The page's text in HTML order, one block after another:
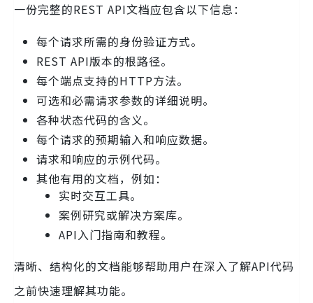
一份完整的REST API文档应包含以下信息：
每个请求所需的身份验证方式。
REST API版本的根路径。
每个端点支持的HTTP方法。
可选和必需请求参数的详细说明。
各种状态代码的含义。
每个请求的预期输入和响应数据。
请求和响应的示例代码。
其他有用的文档，例如：
实时交互工具。
案例研究或解决方案库。
API入门指南和教程。
清晰、结构化的文档能够帮助用户在深入了解API代码
之前快速理解其功能。